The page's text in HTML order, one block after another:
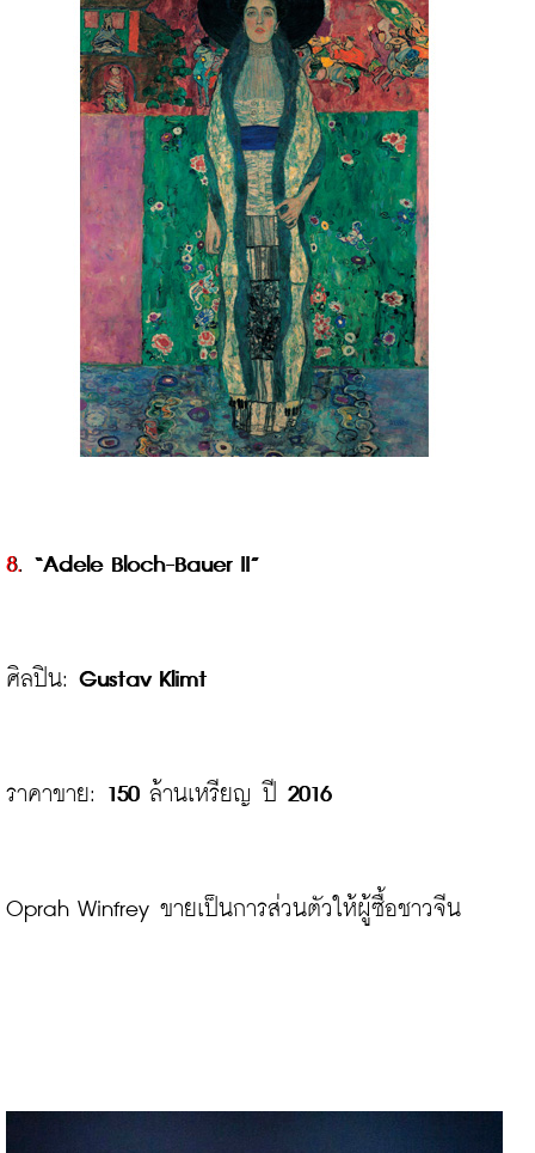
8. “Adele Bloch-Bauer II”
ศิลปิน: Gustav Klimt
ราคาขาย: 150 ล้านเหรียญ ปี 2016
Oprah Winfrey ขายเป็นการส่วนตัวให้ผู้ซื้อชาวจีน